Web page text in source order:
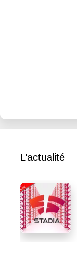
L’actualité